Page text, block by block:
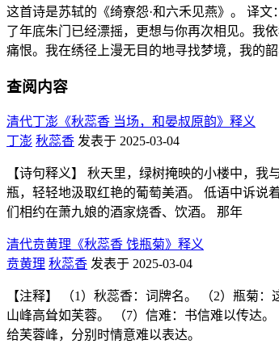
这首诗是苏轼的《绮寮怨·和六禾见燕》。 译
了年底朱门已经漂摇，更想与你再次相见。我
痛恨。我在绣径上漫无目的地寻找梦境，我的
查阅内容
清代丁澎《秋蕊香 当场，和晏叔原韵》释义
丁澎 秋蕊香 发表于 2025-03-04
【诗句释义】 秋天里，绿树掩映的小楼中，
瓶，轻轻地汲取红艳的葡萄美酒。 低语中诉说
们相约在萧九娘的酒家烧香、饮酒。 那年
清代贲黄理《秋蕊香 饯瓶菊》释义
贲黄理 秋蕊香 发表于 2025-03-04
【注释】 （1）秋蕊香：词牌名。 （2）瓶菊
山峰高耸如芙蓉。 （7）信难：书信难以传达
给芙蓉峰，分别时情意难以表达。